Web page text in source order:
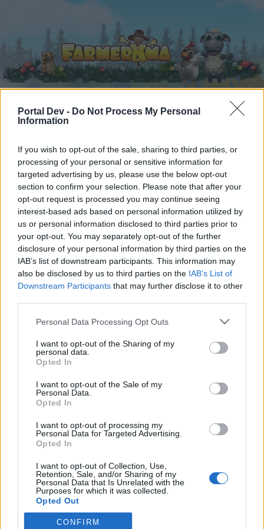
Portal Dev - Do Not Process My Personal
Information
If you wish to opt-out of the sale, sharing to third parties, or
processing of your personal or sensitive information for
targeted advertising by us, please use the below opt-out
section to confirm your selection. Please note that after your
opt-out request is processed you may continue seeing
interest-based ads based on personal information utilized by
us or personal information disclosed to third parties prior to
your opt-out. You may separately opt-out of the further
disclosure of your personal information by third parties on the
IAB’s list of downstream participants. This information may
also be disclosed by us to third parties on the IAB’s List of
Downstream Participants that may further disclose it to other
Personal Data Processing Opt Outs
I want to opt-out of the Sharing of my
personal data.
Opted In
I want to opt-out of the Sale of my
Personal Data.
Opted In
I want to opt-out of processing my
Personal Data for Targeted Advertising.
Opted In
I want to opt-out of Collection, Use,
Retention, Sale, and/or Sharing of my
Personal Data that Is Unrelated with the
Purposes for which it was collected.
Opted Out
CONFIRM
Foren ... Archiv Rest ( DT) Schäfchensmilies mal anders...
Mitglieder, denen der Beitrag #252
gefällt
Liebe(r) Forum-Leser/in,
wenn Du in diesem Forum aktiv an den
Gesprächen teilnehmen oder eigene Themen
starten möchtest, musst Du Dich bitte zunächst
im Spiel einloggen. Falls Du noch keinen
Spielaccount besitzt, bitte registriere Dich neu.
Wir freuen uns auf Deinen nächsten Besuch in
unserem Forum!„Zum Spiel“
Thema: ( DT) Schäfchensmilies mal anders...
Pattex68
Kaiser des Forums
Beiträge:
18 Oktober 2020
96bauerntrampel96
Lebende Forenlegende, weiblich, <
Beiträge:
mone-vogt
Lebende Forenlegende, weiblich
Beiträge: 34.434 Zustimmungen: 145.632
Horatio-Mac
Startseite